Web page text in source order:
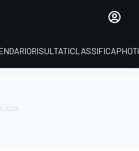
RISULTATICLASSIFICA